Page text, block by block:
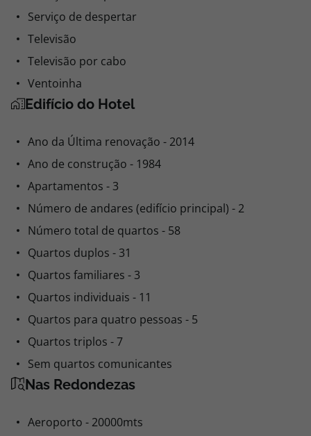
Serviço de despertar
Televisão
Televisão por cabo
Ventoinha
Edifício do Hotel
Ano da Última renovação - 2014
Ano de construção - 1984
Apartamentos - 3
Número de andares (edifício principal) - 2
Número total de quartos - 58
Quartos duplos - 31
Quartos familiares - 3
Quartos individuais - 11
Quartos para quatro pessoas - 5
Quartos triplos - 7
Sem quartos comunicantes
Nas Redondezas
Aeroporto - 20000mts